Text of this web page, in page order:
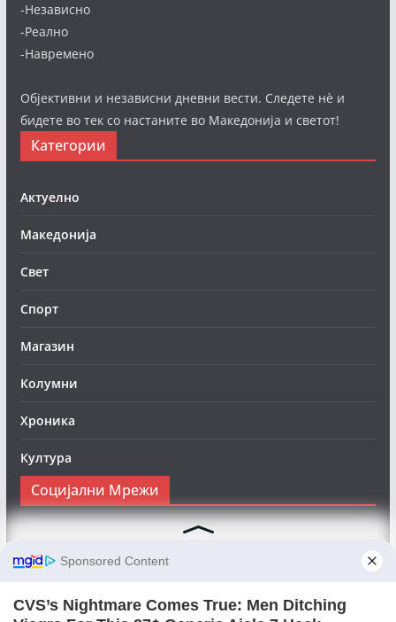
-Независно
-Реално
-Навремено
Објективни и независни дневни вести. Следете нè и
бидете во тек со настаните во Македонија и светот!
Категории
Актуелно
Македонија
Свет
Спорт
Магазин
Колумни
Хроника
Култура
Социјални Мрежи